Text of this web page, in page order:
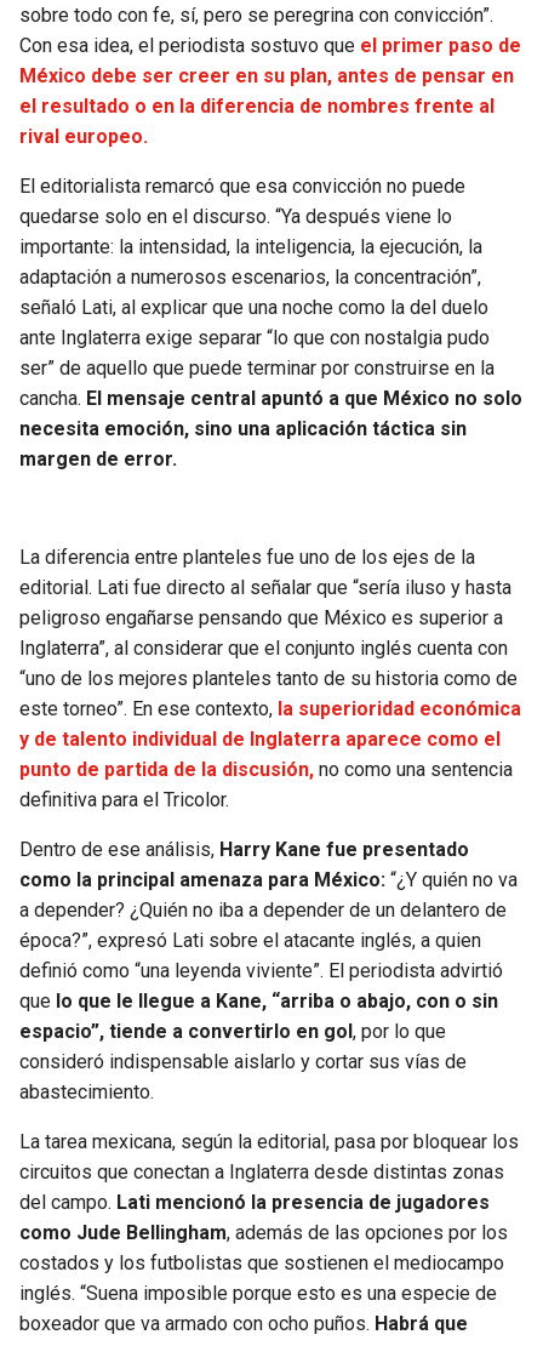
VIKINGS
FALCONS
PANTHERS
BUCCANEERS
THUNDER
TRAIL BLAZERS
JAZZ
sobre todo con fe, sí, pero se peregrina con convicción”.
Con esa idea, el periodista sostuvo que el primer paso de
México debe ser creer en su plan, antes de pensar en
el resultado o en la diferencia de nombres frente al
rival europeo.
El editorialista remarcó que esa convicción no puede
quedarse solo en el discurso. “Ya después viene lo
importante: la intensidad, la inteligencia, la ejecución, la
adaptación a numerosos escenarios, la concentración”,
señaló Lati, al explicar que una noche como la del duelo
ante Inglaterra exige separar “lo que con nostalgia pudo
ser” de aquello que puede terminar por construirse en la
cancha. El mensaje central apuntó a que México no solo
necesita emoción, sino una aplicación táctica sin
margen de error.
La diferencia entre planteles fue uno de los ejes de la
editorial. Lati fue directo al señalar que “sería iluso y hasta
peligroso engañarse pensando que México es superior a
Inglaterra”, al considerar que el conjunto inglés cuenta con
“uno de los mejores planteles tanto de su historia como de
este torneo”. En ese contexto, la superioridad económica
y de talento individual de Inglaterra aparece como el
punto de partida de la discusión, no como una sentencia
definitiva para el Tricolor.
Dentro de ese análisis, Harry Kane fue presentado
como la principal amenaza para México: “¿Y quién no va
a depender? ¿Quién no iba a depender de un delantero de
época?”, expresó Lati sobre el atacante inglés, a quien
definió como “una leyenda viviente”. El periodista advirtió
que lo que le llegue a Kane, “arriba o abajo, con o sin
espacio”, tiende a convertirlo en gol , por lo que
consideró indispensable aislarlo y cortar sus vías de
abastecimiento.
La tarea mexicana, según la editorial, pasa por bloquear los
circuitos que conectan a Inglaterra desde distintas zonas
del campo. Lati mencionó la presencia de jugadores
como Jude Bellingham, además de las opciones por los
costados y los futbolistas que sostienen el mediocampo
inglés. “Suena imposible porque esto es una especie de
boxeador que va armado con ocho puños. Habrá que